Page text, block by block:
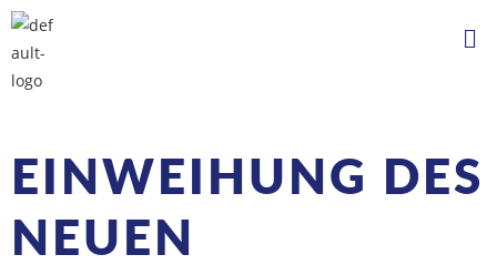
EINWEIHUNG DES
NEUEN